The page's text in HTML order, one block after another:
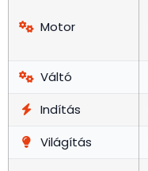
Motor
Váltó
Indítás
Világítás